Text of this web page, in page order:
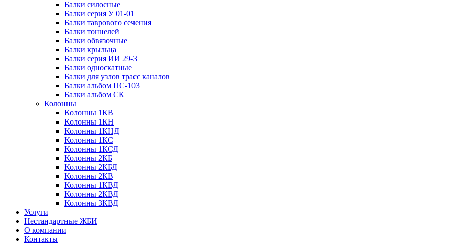
Балки силосные
Балки серия У 01-01
Балки таврового сечения
Балки тоннелей
Балки обвязочные
Балки крыльца
Балки серия ИИ 29-3
Балки односкатные
Балки для узлов трасс каналов
Балки альбом ПС-103
Балки альбом СК
Колонны
Колонны 1КВ
Колонны 1КН
Колонны 1КНД
Колонны 1КС
Колонны 1КСД
Колонны 2КБ
Колонны 2КБД
Колонны 2КВ
Колонны 1КВД
Колонны 2КВД
Колонны 3КВД
Услуги
Нестандартные ЖБИ
О компании
Контакты